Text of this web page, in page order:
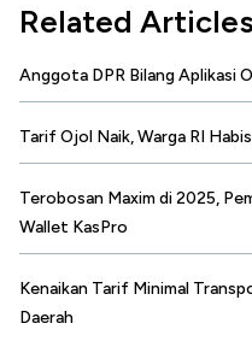
Related Articles
Anggota DPR Bilang Aplikasi
Tarif Ojol Naik, Warga RI
Terobosan Maxim di 2025,
Wallet KasPro
Kenaikan Tarif Minimal
Daerah